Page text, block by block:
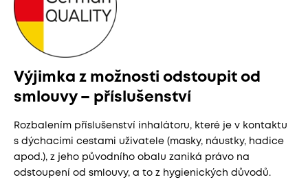
Výjimka z možnosti odstoupit od
smlouvy – příslušenství
Rozbalením příslušenství inhalátoru, které je v kontaktu
s dýchacími cestami uživatele (masky, náustky, hadice
apod.), z jeho původního obalu zaniká právo na
odstoupení od smlouvy, a to z hygienických důvodů.